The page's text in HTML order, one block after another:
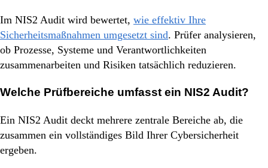
Im NIS2 Audit wird bewertet, wie effektiv Ihre
Sicherheitsmaßnahmen umgesetzt sind. Prüfer analysieren,
ob Prozesse, Systeme und Verantwortlichkeiten
zusammenarbeiten und Risiken tatsächlich reduzieren.
Welche Prüfbereiche umfasst ein NIS2 Audit?
Ein NIS2 Audit deckt mehrere zentrale Bereiche ab, die
zusammen ein vollständiges Bild Ihrer Cybersicherheit
ergeben.